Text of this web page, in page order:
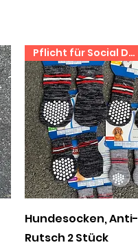
Schnellansicht
Pflicht für Social Dog
Hundesocken, Anti-
Rutsch 2 Stück